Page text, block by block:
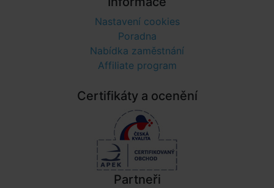
Nastavení cookies
Poradna
Nabídka zaměstnání
Affiliate program
Certifikáty a ocenění
Partneři